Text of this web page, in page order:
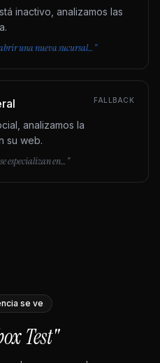
inactivo, analizamos las
una nueva sucursal…"
FALLBACK
analizamos la
su web.
especializan en…"
se ve
Test"